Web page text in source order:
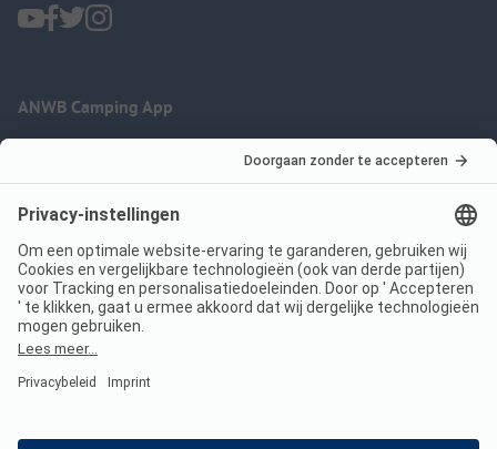
ANWB Camping App
Imprint
Jouw privacy
Voorwaarden
Wet digitale diensten